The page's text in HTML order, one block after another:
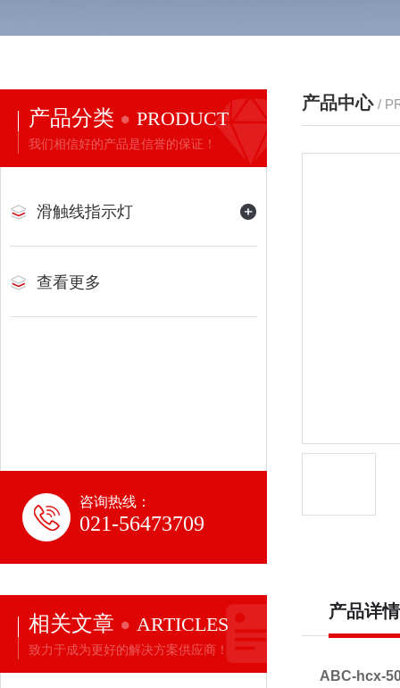
产品分类 PRODUCT
我们相信好的产品是信誉的保证！
滑触线指示灯
查看更多
咨询热线：
021-56473709
相关文章 ARTICLES
致力于成为更好的解决方案供应商！
产品中心 /
产品详情
ABC-hcx-